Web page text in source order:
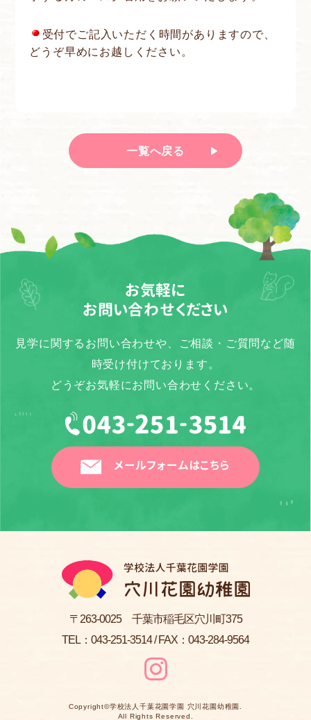
受付でご記入いただく時間がありますので、
どうぞ早めにお越しください。
一覧へ戻る
お気軽に
お問い合わせください
見学に関するお問い合わせや、ご相談・ご質問など随
時受け付けております。
どうぞお気軽にお問い合わせください。
メールフォームはこちら
〒263-0025 千葉市稲毛区穴川町375
TEL： 043-251-3514/ FAX：043-284-9564
Copyright©学校法人千葉花園学園 穴川花園幼稚園
All Rights Reserved.